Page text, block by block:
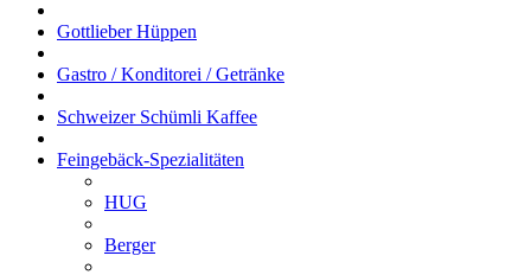
Gottlieber Hüppen
Gastro / Konditorei / Getränke
Schweizer Schümli Kaffee
Feingebäck-Spezialitäten
HUG
Berger